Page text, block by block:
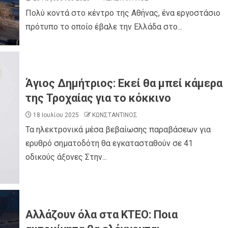
Πολύ κοντά στο κέντρο της Αθήνας, ένα εργοστάσιο
πρότυπο το οποίο έβαλε την Ελλάδα στο...
Άγιος Δημήτριος: Εκεί θα μπεί κάμερα
της Τροχαίας για το κόκκινο
18 Ιουλίου 2025 ΚΩΝΣΤΑΝΤΙΝΟΣ
Τα ηλεκτρονικά μέσα βεβαίωσης παραβάσεων για
ερυθρό σηματοδότη θα εγκατασταθούν σε 41
οδικούς άξονες Στην...
Αλλάζουν όλα στα ΚΤΕΟ: Ποια
κάταγμα
Τζίλια μέλος της ΠΕ της Νέας Δημοκρατίας
στο
των
Λεοντάρι Καρδίτσας: Με λαμπρότητα και
θρησκευτική ευλάβεια η εορτή της Αγίας